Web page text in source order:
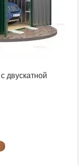
двускатной